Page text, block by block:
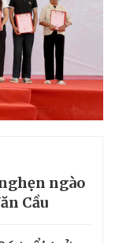
ngào
Cầu